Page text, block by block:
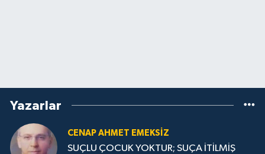
Yazarlar
CENAP AHMET EMEKSİZ
SUÇLU ÇOCUK YOKTUR; SUÇA İTİLMİŞ